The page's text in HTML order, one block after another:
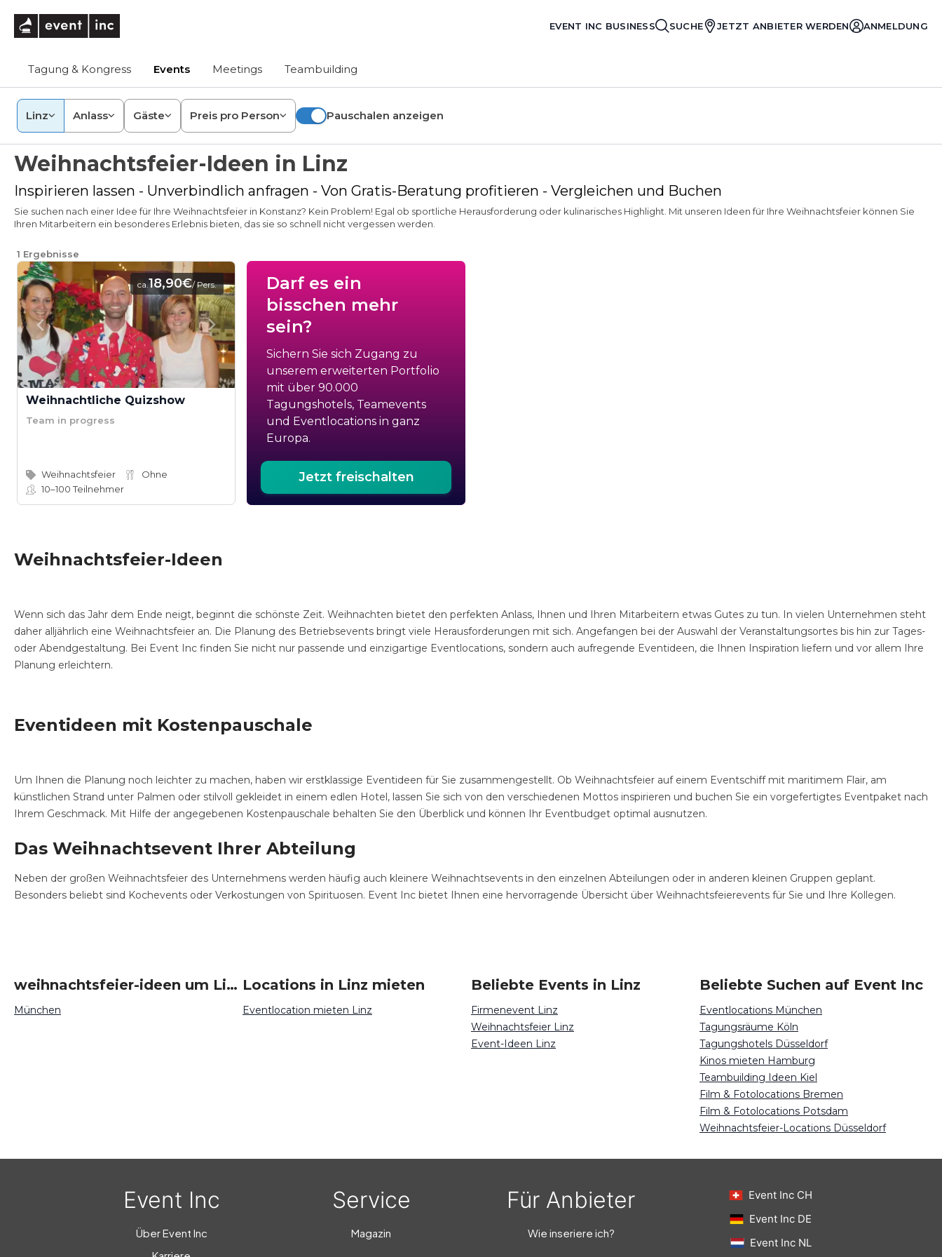
EVENT INC BUSINESS SUCHE JETZT ANBIETER WERDEN ANMELDUNG
Tagung & Kongress Events Meetings Teambuilding
Linz Anlass Gäste Preis pro Person Pauschalen anzeigen
Weihnachtsfeier-Ideen in Linz
Inspirieren lassen - Unverbindlich anfragen - Von Gratis-Beratung profitieren - Vergleichen und Buchen
Sie suchen nach einer Idee für Ihre Weihnachtsfeier in Konstanz? Kein Problem! Egal ob sportliche Herausforderung oder kulinarisches Highlight. Mit unseren Ideen für Ihre Weihnachtsfeier können Sie
Ihren Mitarbeitern ein besonderes Erlebnis bieten, das sie so schnell nicht vergessen werden.
1 Ergebnisse
ca.18,90€/ Pers.
Weihnachtliche Quizshow
Team in progress
Weihnachtsfeier
Ohne
10–100Teilnehmer
Darf es ein
bisschen mehr
sein?
Sichern Sie sich Zugang zu
unserem erweiterten Portfolio
mit über 90.000
Tagungshotels, Teamevents
und Eventlocations in ganz
Europa.
Jetzt freischalten
Weihnachtsfeier-Ideen
Wenn sich das Jahr dem Ende neigt, beginnt die schönste Zeit. Weihnachten bietet den perfekten Anlass, Ihnen und Ihren Mitarbeitern etwas Gutes zu tun. In vielen Unternehmen steht
daher alljährlich eine Weihnachtsfeier an. Die Planung des Betriebsevents bringt viele Herausforderungen mit sich. Angefangen bei der Auswahl der Veranstaltungsortes bis hin zur Tages-
oder Abendgestaltung. Bei Event Inc finden Sie nicht nur passende und einzigartige Eventlocations, sondern auch aufregende Eventideen, die Ihnen Inspiration liefern und vor allem Ihre
Planung erleichtern.
Eventideen mit Kostenpauschale
Um Ihnen die Planung noch leichter zu machen, haben wir erstklassige Eventideen für Sie zusammengestellt. Ob Weihnachtsfeier auf einem Eventschiff mit maritimem Flair, am
künstlichen Strand unter Palmen oder stilvoll gekleidet in einem edlen Hotel, lassen Sie sich von den verschiedenen Mottos inspirieren und buchen Sie ein vorgefertigtes Eventpaket nach
Ihrem Geschmack. Mit Hilfe der angegebenen Kostenpauschale behalten Sie den Überblick und können Ihr Eventbudget optimal ausnutzen.
Das Weihnachtsevent Ihrer Abteilung
Neben der großen Weihnachtsfeier des Unternehmens werden häufig auch kleinere Weihnachtsevents in den einzelnen Abteilungen oder in anderen kleinen Gruppen geplant.
Besonders beliebt sind Kochevents oder Verkostungen von Spirituosen. Event Inc bietet Ihnen eine hervorragende Übersicht über Weihnachtsfeierevents für Sie und Ihre Kollegen.
weihnachtsfeier-ideen um Linz
München
Locations in Linz mieten
Eventlocation mieten Linz
Beliebte Events in Linz
Firmenevent Linz
Weihnachtsfeier Linz
Event-Ideen Linz
Beliebte Suchen auf Event Inc
Eventlocations München
Tagungsräume Köln
Tagungshotels Düsseldorf
Kinos mieten Hamburg
Teambuilding Ideen Kiel
Film & Fotolocations Bremen
Film & Fotolocations Potsdam
Weihnachtsfeier-Locations Düsseldorf
Event Inc
Über Event Inc
Service
Magazin
Für Anbieter
Wie inseriere ich?
Event Inc CH
Event Inc DE
Event Inc NL